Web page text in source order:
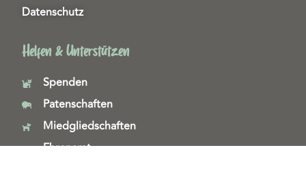
Datenschutz
Helfen & Unterstützen
Spenden
Patenschaften
Miedgliedschaften
Ehrenamt